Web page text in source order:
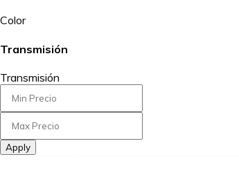
Color
Transmisión
Transmisión
Apply